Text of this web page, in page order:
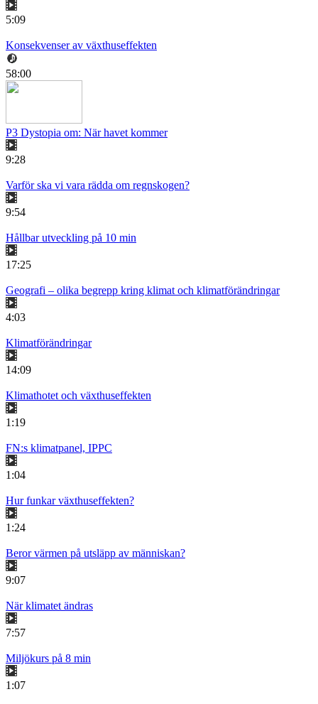
5:09
Konsekvenser av växthuseffekten
58:00
P3 Dystopia om: När havet kommer
9:28
Varför ska vi vara rädda om regnskogen?
9:54
Hållbar utveckling på 10 min
17:25
Geografi – olika begrepp kring klimat och klimatförändringar
4:03
Klimatförändringar
14:09
Klimathotet och växthuseffekten
1:19
FN:s klimatpanel, IPPC
1:04
Hur funkar växthuseffekten?
1:24
Beror värmen på utsläpp av människan?
9:07
När klimatet ändras
7:57
Miljökurs på 8 min
1:07